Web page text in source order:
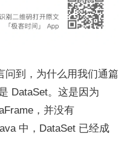
问到，为什么用我们通篇
DataSet。这是因为
，并没有
中，DataSet 已经成